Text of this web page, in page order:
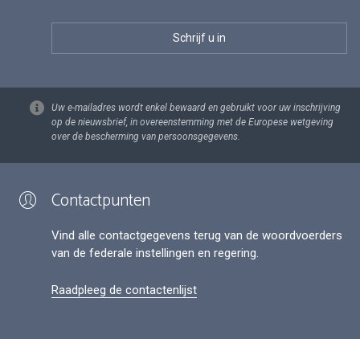
Uw e-mailadres wordt enkel bewaard en gebruikt voor uw inschrijving
op de nieuwsbrief, in overeenstemming met de Europese wetgeving
over de bescherming van persoonsgegevens.
Contactpunten
Vind alle contactgegevens terug van de woordvoerders
van de federale instellingen en regering.
Raadpleeg de contactenlijst